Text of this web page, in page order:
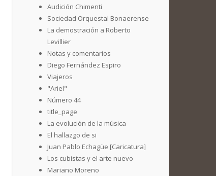
Audición Chimenti
Sociedad Orquestal Bonaerense
La demostración a Roberto
Levillier
Notas y comentarios
Diego Fernández Espiro
Viajeros
"Ariel"
Número 44
title_page
La evolución de la música
El hallazgo de si
Juan Pablo Echagüe [Caricatura]
Los cubistas y el arte nuevo
Mariano Moreno